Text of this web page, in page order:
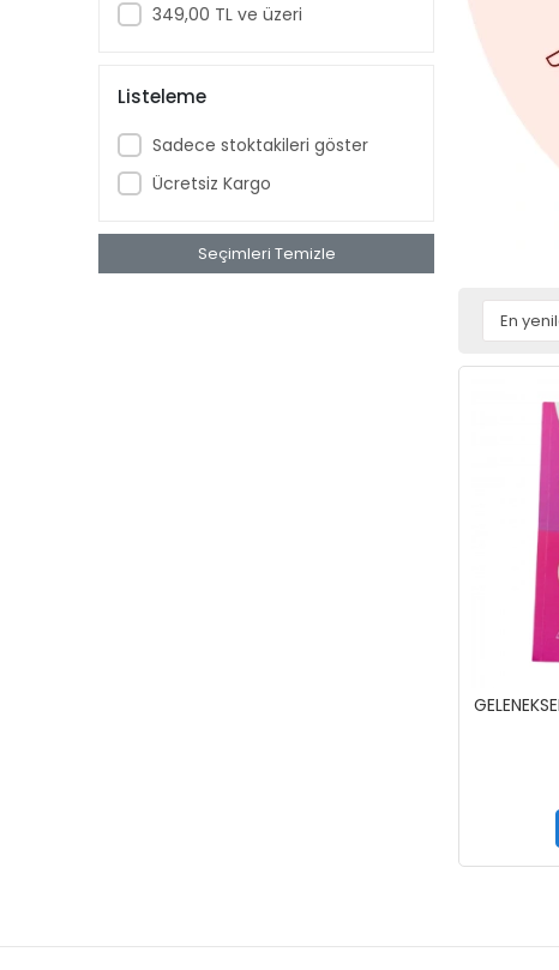
349,00 TL ve üzeri
Listeleme
Sadece stoktakileri göster
Ücretsiz Kargo
Seçimleri Temizle